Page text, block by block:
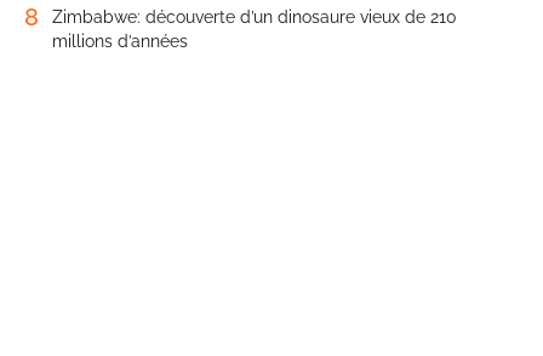
8
Zimbabwe: découverte d’un dinosaure vieux de 210
millions d’années